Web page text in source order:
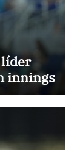
líder
innings